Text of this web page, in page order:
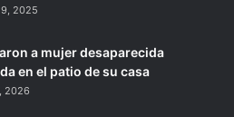
2025
a mujer desaparecida
en el patio de su casa
2026